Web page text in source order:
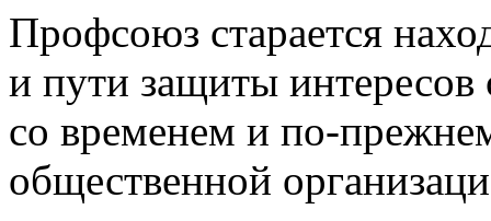
Профсоюз старается
и пути защиты интересов
со временем и по-
общественной